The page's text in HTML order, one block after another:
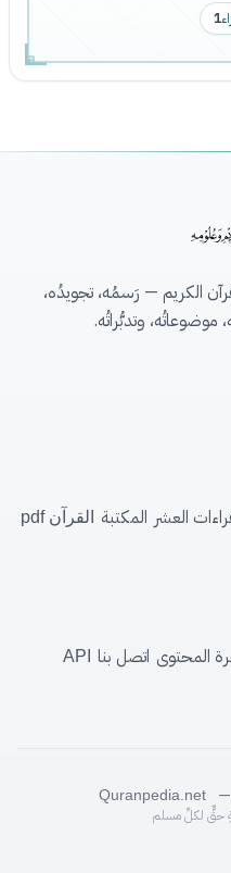
1
الكريم — رَسمُه، تجويدُه،
موضوعاتُه، وتدبُّراتُه.
العشر المكتبة القرآن pdf
المحتوى اتصل بنا
API
Quranpedia.net —
حقٌّ لكلِّ مسلم